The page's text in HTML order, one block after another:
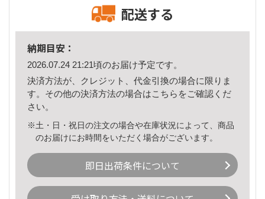
配送する
納期目安：
2026.07.24 21:21頃のお届け予定です。
決済方法が、クレジット、代金引換の場合に限りま
す。その他の決済方法の場合はこちら をご確認くだ
さい。
※土・日・祝日の注文の場合や在庫状況によって、商品
のお届けにお時間をいただく場合がございます。
即日出荷条件について